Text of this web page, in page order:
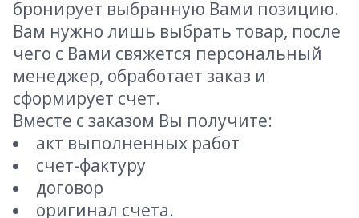
бронирует выбранную Вами позицию.
Вам нужно лишь выбрать товар, после
чего с Вами свяжется персональный
менеджер, обработает заказ и
сформирует счет.
Вместе с заказом Вы получите:
акт выполненных работ
счет-фактуру
договор
оригинал счета.